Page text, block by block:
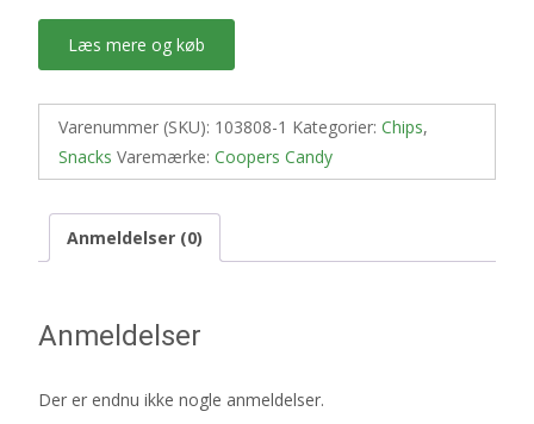
Læs mere og køb
Varenummer (SKU): 103808-1 Kategorier: Chips,
Snacks Varemærke: Coopers Candy
Anmeldelser (0)
Anmeldelser
Der er endnu ikke nogle anmeldelser.